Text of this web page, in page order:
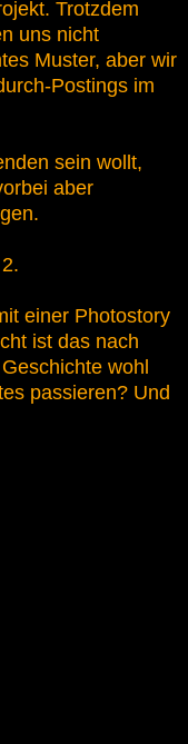
Trotzdem
uns nicht
Muster, aber wir
Postings im
sein wollt,
aber
einer Photostory
ist das nach
wohl
passieren? Und